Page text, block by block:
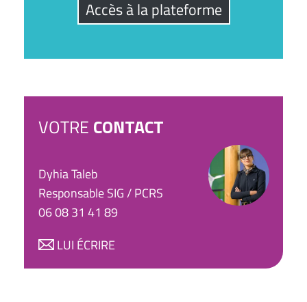
Accès à la plateforme
VOTRE CONTACT
Dyhia Taleb
Responsable SIG / PCRS
06 08 31 41 89
LUI ÉCRIRE